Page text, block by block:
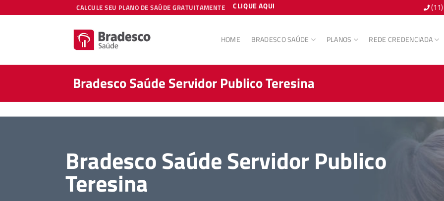
to
CALCULE SEU PLANO DE SAÚDE GRATUITAMENTE CLIQUE AQUI
HOME BRADESCO SAÚDE PLANOS REDE CREDENCIADA
Bradesco Saúde Servidor Publico Teresina
Bradesco Saúde Servidor Publico
Teresina